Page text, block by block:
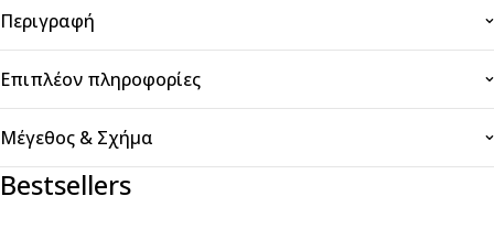
Περιγραφή
Επιπλέον πληροφορίες
Μέγεθος & Σχήμα
Bestsellers